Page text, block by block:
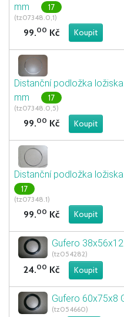
mm
17
(tz07348.0,1)
99.00 Kč
Distanční podložka
mm
17
(tz07348.0,5)
99.00 Kč
Distanční podložka
17
(tz07348.1)
99.00 Kč
Gufero 38x56x12
(tz054282)
24.00 Kč
Gufero 60x75x8
(tz054660)